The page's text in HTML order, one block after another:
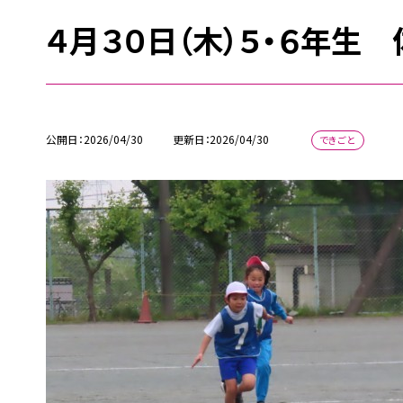
４月３０日（木）５・６年
公開日 2026/04/30 更新日 2026/04/30 できごと